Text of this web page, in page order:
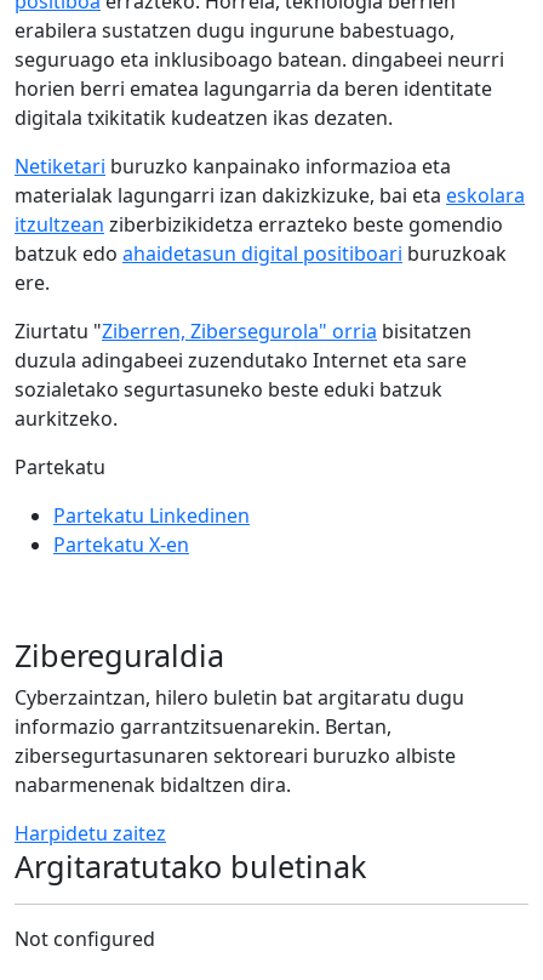
erabilera sustatzen dugu ingurune babestuago,
seguruago eta inklusiboago batean. dingabeei neurri
horien berri ematea lagungarria da beren identitate
digitala txikitatik kudeatzen ikas dezaten.
Netiketari buruzko kanpainako informazioa eta
materialak lagungarri izan dakizkizuke, bai eta eskolara
itzultzean ziberbizikidetza errazteko beste gomendio
batzuk edo ahaidetasun digital positiboari buruzkoak
ere.
Ziurtatu "Ziberren, Zibersegurola" orria bisitatzen
duzula adingabeei zuzendutako Internet eta sare
sozialetako segurtasuneko beste eduki batzuk
aurkitzeko.
Partekatu
Partekatu Linkedinen
Partekatu X-en
Zibereguraldia
Cyberzaintzan, hilero buletin bat argitaratu dugu
informazio garrantzitsuenarekin. Bertan,
zibersegurtasunaren sektoreari buruzko albiste
nabarmenenak bidaltzen dira.
Harpidetu zaitez
Argitaratutako buletinak
Not configured